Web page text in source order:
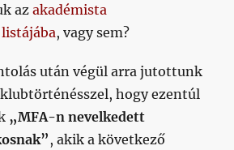
azakadémista
, vagy sem?
után végül arra jutottunk
hogy ezentúl
„MFA-n nevelkedett
, akik a következő